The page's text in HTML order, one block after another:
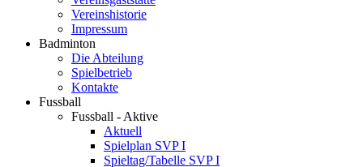
Vereinshistorie
Impressum
Badminton
Die Abteilung
Spielbetrieb
Kontakte
Fussball
Fussball - Aktive
Aktuell
Spielplan SVP I
Spieltag/Tabelle SVP I